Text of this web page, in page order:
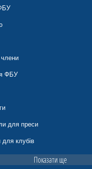
члени
ФБУ
для преси
для клубів
Показати ще